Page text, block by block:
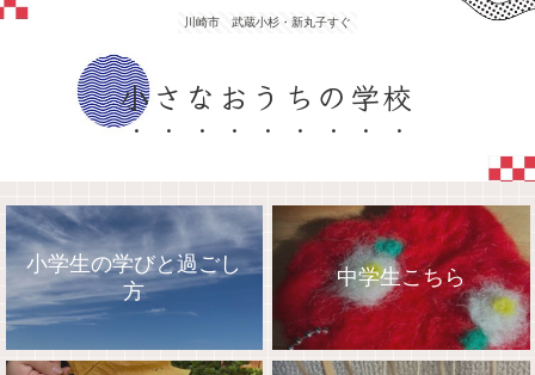
川崎市 武蔵小杉・新丸子すぐ
小さなおうちの学校
小学生の学びと過ごし
方
中学生こちら